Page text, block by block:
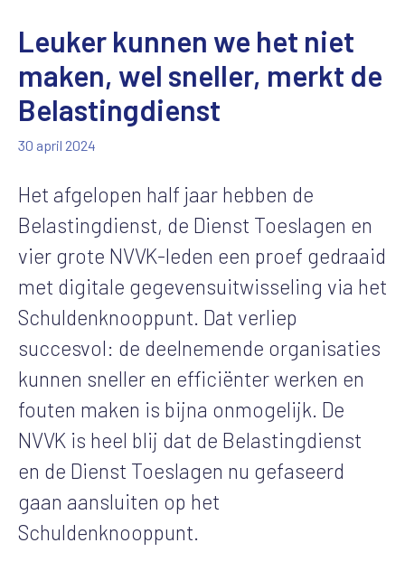
Leuker kunnen we het niet
maken, wel sneller, merkt de
Belastingdienst
30 april 2024
Het afgelopen half jaar hebben de
Belastingdienst, de Dienst Toeslagen en
vier grote NVVK-leden een proef gedraaid
met digitale gegevensuitwisseling via het
Schuldenknooppunt. Dat verliep
succesvol: de deelnemende organisaties
kunnen sneller en efficiënter werken en
fouten maken is bijna onmogelijk. De
NVVK is heel blij dat de Belastingdienst
en de Dienst Toeslagen nu gefaseerd
gaan aansluiten op het
Schuldenknooppunt.